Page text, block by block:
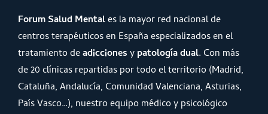
Forum Salud Mentales la mayor red nacional de
centros terapéuticos en España especializados en el
tratamiento deadiccionesypatología dual. Con más
de 20 clínicas repartidas por todo el territorio (Madrid,
Cataluña, Andalucía, Comunidad Valenciana, Asturias,
País Vasco…), nuestro equipo médico y psicológico